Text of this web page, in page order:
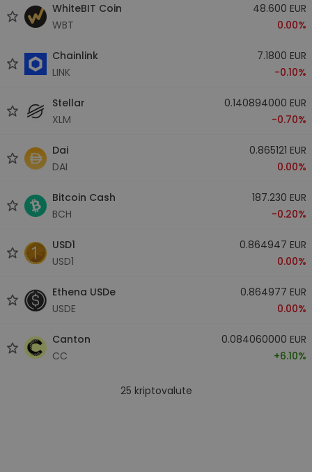
WhiteBIT Coin
WBT
48.600 EUR
0.00%
Chainlink
LINK
7.1800 EUR
-0.10%
Stellar
XLM
0.140894000 EUR
-0.70%
Dai
DAI
0.865121 EUR
0.00%
Bitcoin Cash
BCH
187.230 EUR
-0.20%
USD1
USD1
0.864947 EUR
0.00%
Ethena USDe
USDE
0.864977 EUR
0.00%
Canton
CC
0.084060000 EUR
+6.10%
25 kriptovalute